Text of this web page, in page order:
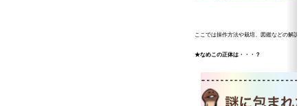
ここでは操作方法や栽培、図鑑などの解説が
★なめこの正体は・・・？